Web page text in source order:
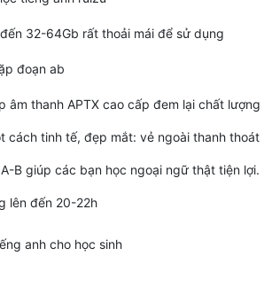
32-64Gb rất thoải mái để sử dụng
âm thanh APTX cao cấp đem lại chất lượng
cách tinh tế, đẹp mắt: vẻ ngoài thanh thoát
B giúp các bạn học ngoại ngữ thật tiện lợi.
lên đến 20-22h